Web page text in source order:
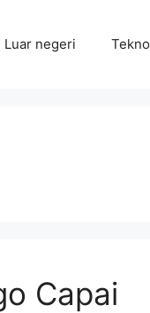
Luar negeri Tekno
Capai